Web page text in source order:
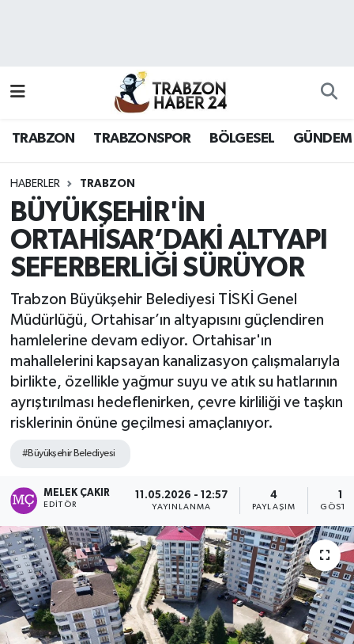
TRABZON TRABZONSPOR BÖLGESEL GÜNDEM
HABERLER TRABZON
BÜYÜKŞEHİR'İN
ORTAHİSAR’DAKİ ALTYAPI
SEFERBERLİĞİ SÜRÜYOR
Trabzon Büyükşehir Belediyesi TİSKİ Genel
Müdürlüğü, Ortahisar’ın altyapısını güçlendiren
hamlelerine devam ediyor. Ortahisar'ın
mahallelerini kapsayan kanalizasyon çalışmalarıyla
birlikte, özellikle yağmur suyu ve atık su hatlarının
ayrıştırılması hedeflenirken, çevre kirliliği ve taşkın
risklerinin önüne geçilmesi amaçlanıyor.
#Büyükşehir Belediyesi
MELEK ÇAKIR
EDITÖR
11.05.2026 - 12:57
YAYINLANMA
4
PAYLAŞIM
19
Hava Durumu
Namaz Vakitleri
Trafik Durumu
Süper Lig Puan Durumu ve Fikstür
Tüm Manşetler
Son Dakika Haberleri
Haber Arşivi